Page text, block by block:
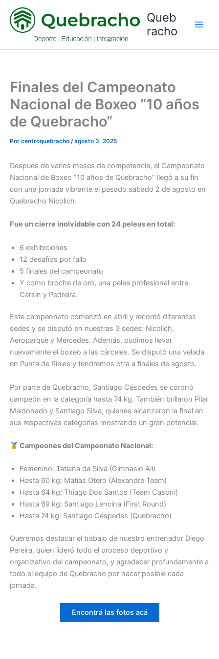
contenido
Queb
racho
Finales del Campeonato
Nacional de Boxeo “10 años
de Quebracho“
Por centroquebracho /agosto 3, 2025
Después de varios meses de competencia, el Campeonato
Nacional de Boxeo “10 años de Quebracho” llegó a su fin
con una jornada vibrante el pasado sábado 2 de agosto en
Quebracho Nicolich.
Fue un cierre inolvidable con 24 peleas en total:
6 exhibiciones
12 desafíos por fallo
5 finales del campeonato
Y como broche de oro, una pelea profesional entre
Carsin y Pedreira.
Este campeonato comenzó en abril y recorrió diferentes
sedes y se disputó en nuestras 3 sedes: Nicolich,
Aeroparque y Mercedes. Además, pudimos llevar
nuevamente el boxeo a las cárceles. Se disputó una velada
en Punta de Rieles y tendremos otra a finales de agosto.
Por parte de Quebracho, Santiago Céspedes se coronó
campeón en la categoría hasta 74 kg. También brillaron Pilar
Maldonado y Santiago Silva, quienes alcanzaron la final en
sus respectivas categorías mostrando un gran potencial.
Campeones del Campeonato Nacional:
Femenino: Tatiana da Silva (Gimnasio Ali)
Hasta 60 kg: Matías Otero (Alexandre Team)
Hasta 64 kg: Thiago Dos Santos (Team Casoni)
Hasta 69 kg: Santiago Lencina (First Round)
Hasta 74 kg: Santiago Céspedes (Quebracho)
Queremos destacar el trabajo de nuestro entrenador Diego
Pereira, quien lideró todo el proceso deportivo y
organizativo del campeonato, y agradecer profundamente a
todo el equipo de Quebracho por hacer posible cada
jornada.
Encontrá las fotos acá